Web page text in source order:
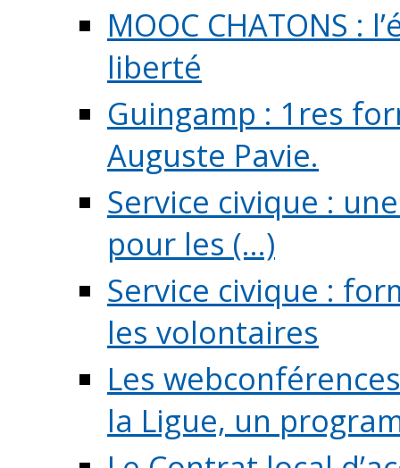
MOOC CHATONS
liberté
Guingamp : 1res
Auguste Pavie.
Service civique :
pour les (...)
Service civique :
les volontaires
Les
la Ligue, un